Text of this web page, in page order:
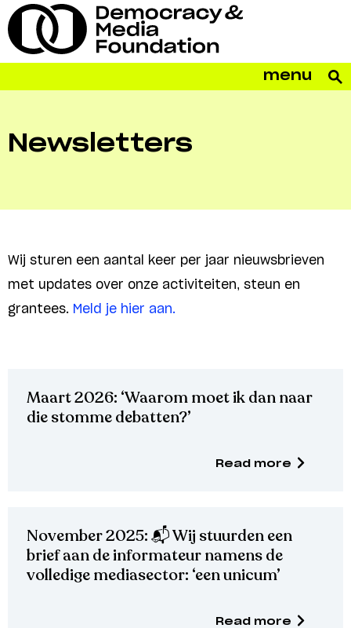
menu
Newsletters
Wij sturen een aantal keer per jaar nieuwsbrieven
met updates over onze activiteiten, steun en
grantees. Meld je hier aan.
Maart 2026: ‘Waarom moet ik dan naar
die stomme debatten?’
Read more
November 2025: 📬 Wij stuurden een
brief aan de informateur namens de
volledige mediasector: ‘een unicum’
Read more